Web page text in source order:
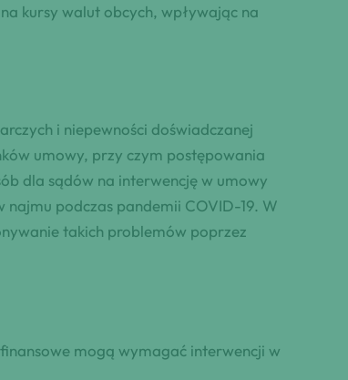
kursy walut obcych, wpływając na
i niepewności doświadczanej
umowy, przy czym postępowania
dla sądów na interwencję w umowy
podczas pandemii COVID-19. W
takich problemów poprzez
mogą wymagać interwencji w